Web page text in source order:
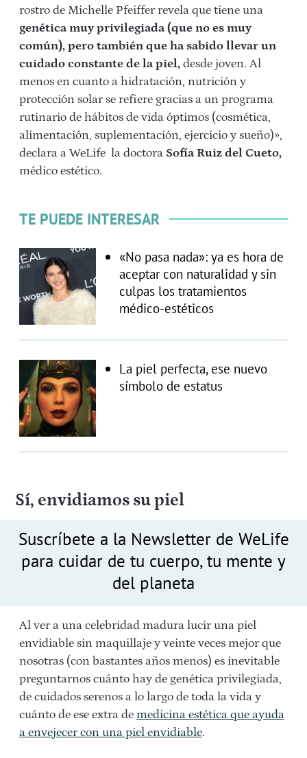
rostro de Michelle Pfeiffer revela que tiene una
genética muy privilegiada (que no es muy
común), pero también que ha sabido llevar un
cuidado constante de la piel, desde joven. Al
menos en cuanto a hidratación, nutrición y
protección solar se refiere gracias a un programa
rutinario de hábitos de vida óptimos (cosmética,
alimentación, suplementación, ejercicio y sueño)»,
declara a WeLife la doctora Sofía Ruiz del Cueto,
médico estético.
TE PUEDE INTERESAR
«No pasa nada»: ya es hora de
aceptar con naturalidad y sin
culpas los tratamientos
médico-estéticos
La piel perfecta, ese nuevo
símbolo de estatus
Sí, envidiamos su piel
Suscríbete a la Newsletter de WeLife
para cuidar de tu cuerpo, tu mente y
del planeta
Al ver a una celebridad madura lucir una piel
envidiable sin maquillaje y veinte veces mejor que
nosotras (con bastantes años menos) es inevitable
preguntarnos cuánto hay de genética privilegiada,
de cuidados serenos a lo largo de toda la vida y
cuánto de ese extra de medicina estética que ayuda
a envejecer con una piel envidiable.